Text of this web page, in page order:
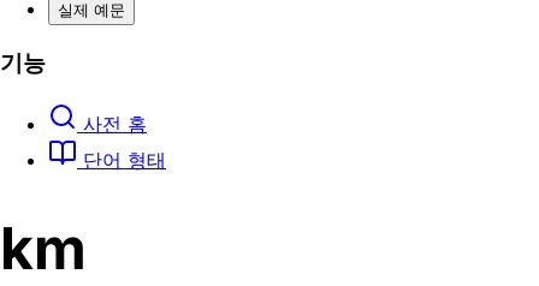
실제 예문
기능
사전 홈
단어 형태
km